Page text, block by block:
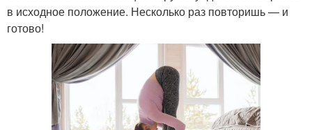
в исходное положение. Несколько раз повторишь — и
готово!